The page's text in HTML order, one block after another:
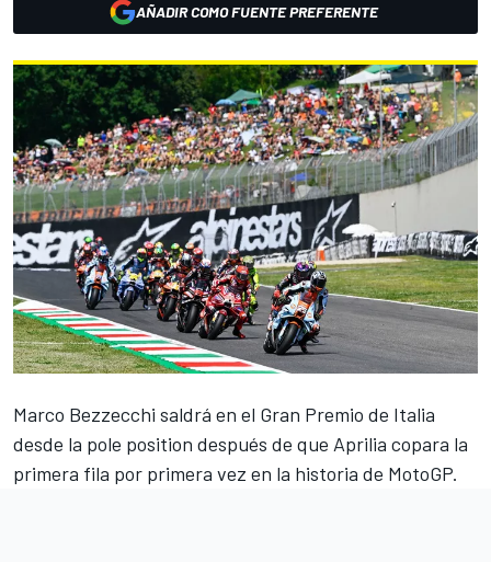
AÑADIR COMO FUENTE PREFERENTE
Marco Bezzecchi saldrá en el Gran Premio de Italia
desde la pole position después de que Aprilia copara la
primera fila por primera vez en la historia de MotoGP.